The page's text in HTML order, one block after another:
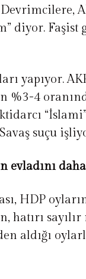
diyor. Faşist
yapıyor.
%3-4
suçu
evladını
HDP
hatırı
aldığı